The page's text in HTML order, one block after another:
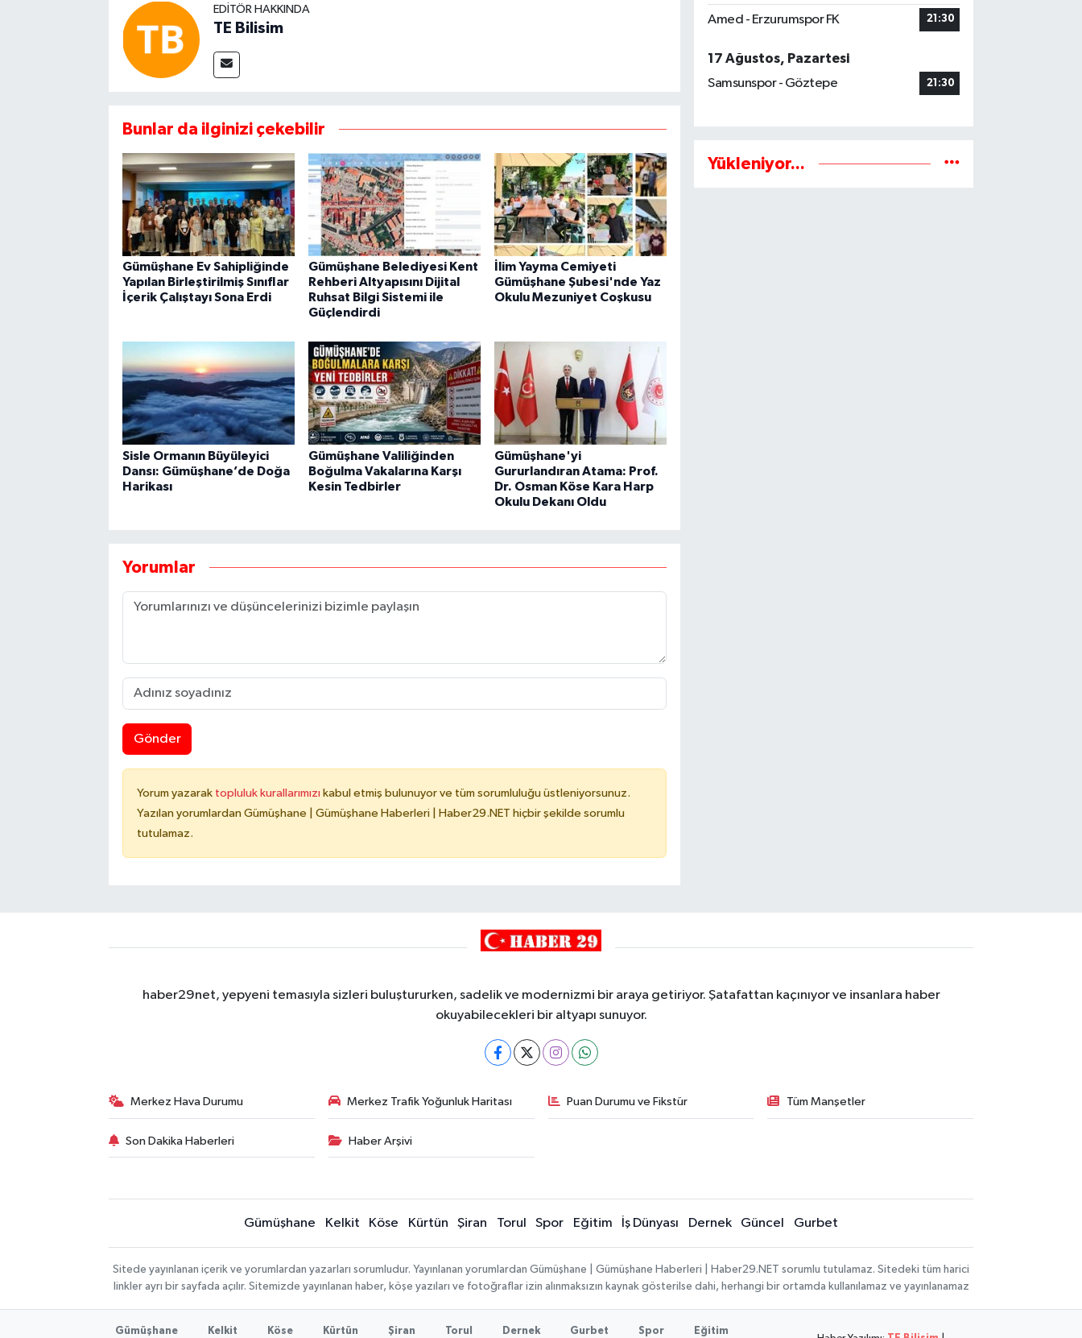
EDITÖR HAKKINDA
TE Bilisim
Bunlar da ilginizi çekebilir
Gümüşhane Ev Sahipliğinde
Yapılan Birleştirilmiş Sınıflar
İçerik Çalıştayı Sona Erdi
Gümüşhane Belediyesi Kent
Rehberi Altyapısını Dijital
Ruhsat Bilgi Sistemi ile
Güçlendirdi
İlim Yayma Cemiyeti
Gümüşhane Şubesi'nde Yaz
Okulu Mezuniyet Coşkusu
Sisle Ormanın Büyüleyici
Dansı: Gümüşhane’de Doğa
Harikası
Gümüşhane Valiliğinden
Boğulma Vakalarına Karşı
Kesin Tedbirler
Gümüşhane'yi
Gururlandıran Atama: Prof.
Dr. Osman Köse Kara Harp
Okulu Dekanı Oldu
Yorumlar
Gönder
Yorum yazarak topluluk kurallarımızı kabul etmiş bulunuyor ve tüm sorumluluğu üstleniyorsunuz.
Yazılan yorumlardan Gümüşhane | Gümüşhane Haberleri | Haber29.NET hiçbir şekilde sorumlu
tutulamaz.
Amed - Erzurumspor FK 21:30
17 Ağustos, Pazartesi
Samsunspor - Göztepe
21:30
Yükleniyor...
haber29net, yepyeni temasıyla sizleri buluştururken, sadelik ve modernizmi bir araya getiriyor. Şatafattan kaçınıyor ve insanlara haber
okuyabilecekleri bir altyapı sunuyor.
Merkez Hava Durumu Merkez Trafik Yoğunluk Haritası Puan Durumu ve Fikstür Tüm Manşetler
Son Dakika Haberleri Haber Arşivi
Gümüşhane Kelkit Köse Kürtün Şiran Torul Spor Eğitim İş Dünyası Dernek Güncel Gurbet
Sitede yayınlanan içerik ve yorumlardan yazarları sorumludur. Yayınlanan yorumlardan Gümüşhane | Gümüşhane Haberleri | Haber29.NET sorumlu tutulamaz. Sitedeki tüm harici
linkler ayrı bir sayfada açılır. Sitemizde yayınlanan haber, köşe yazıları ve fotoğraflar izin alınmaksızın kaynak gösterilse dahi, herhangi bir ortamda kullanılamaz ve yayınlanamaz
Gümüşhane Kelkit Köse Kürtün Şiran Torul Dernek Gurbet Spor Eğitim